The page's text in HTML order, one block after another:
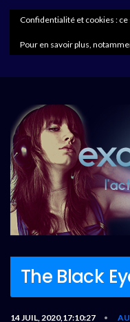
The Black
14 JUIL, 2020,17:10:27 •
Confidentialité et cookies :
Pour en savoir plus,